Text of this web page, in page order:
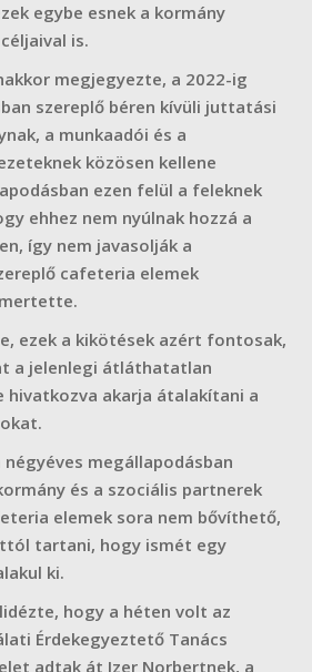
egybe esnek a kormány
is.
megjegyezte, a 2022-ig
szereplő béren kívüli juttatási
a munkaadói és a
közösen kellene
ezen felül a feleknek
ehhez nem nyúlnak hozzá a
így nem javasolják a
cafeteria elemek
ezek a kikötések azért fontosak,
a jelenlegi átláthatatlan
hivatkozva akarja átalakítani a
négyéves megállapodásban
és a szociális partnerek
elemek sora nem bővíthető,
tartani, hogy ismét egy
ki.
hogy a héten volt az
Érdekegyeztető Tanács
adtak át Izer Norbertnek, a